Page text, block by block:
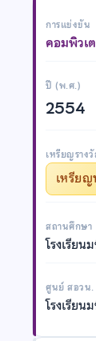
การแข่งขัน
คอมพิวเ
ปี (พ.ศ.)
2554
เหรียญราง
เหรีย
สถานศึกษา
โรงเรีย
ศูนย์ สอวน.
โรงเรีย